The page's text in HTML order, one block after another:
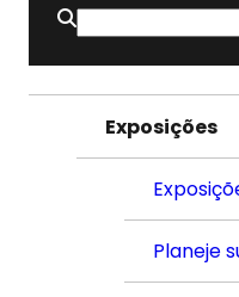
Buscar
por:
Exposições
Planeje